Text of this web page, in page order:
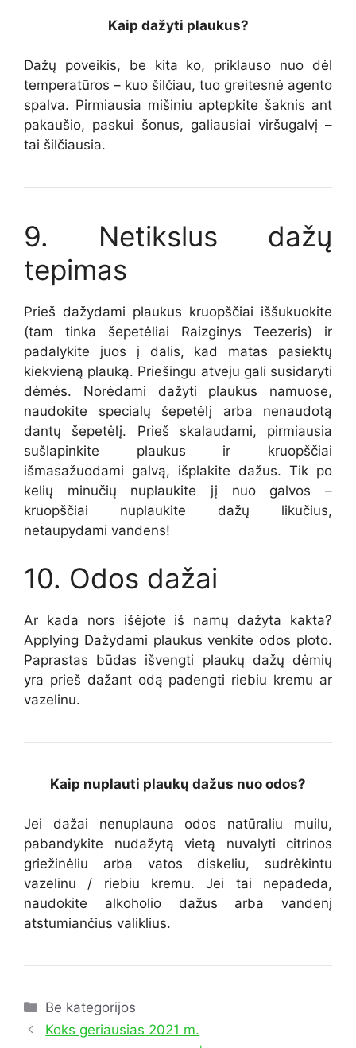
Kaip dažyti plaukus?
Dažų poveikis, be kita ko, priklauso nuo dėl
temperatūros – kuo šilčiau, tuo greitesnė agento
spalva. Pirmiausia mišiniu aptepkite šaknis ant
pakaušio, paskui šonus, galiausiai viršugalvį –
tai šilčiausia.
9. Netikslus dažų
tepimas
Prieš dažydami plaukus kruopščiai iššukuokite
(tam tinka šepetėliai Raizginys Teezeris) ir
padalykite juos į dalis, kad matas pasiektų
kiekvieną plauką. Priešingu atveju gali susidaryti
dėmės. Norėdami dažyti plaukus namuose,
naudokite specialų šepetėlį arba nenaudotą
dantų šepetėlį. Prieš skalaudami, pirmiausia
sušlapinkite plaukus ir kruopščiai
išmasažuodami galvą, išplakite dažus. Tik po
kelių minučių nuplaukite jį nuo galvos –
kruopščiai nuplaukite dažų likučius,
netaupydami vandens!
10. Odos dažai
Ar kada nors išėjote iš namų dažyta kakta?
Applying Dažydami plaukus venkite odos ploto.
Paprastas būdas išvengti plaukų dažų dėmių
yra prieš dažant odą padengti riebiu kremu ar
vazelinu.
Kaip nuplauti plaukų dažus nuo odos?
Jei dažai nenuplauna odos natūraliu muilu,
pabandykite nudažytą vietą nuvalyti citrinos
griežinėliu arba vatos diskeliu, sudrėkintu
vazelinu / riebiu kremu. Jei tai nepadeda,
naudokite alkoholio dažus arba vandenį
atstumiančius valiklius.
Kategorijos
Be kategorijos
Koks geriausias 2021 m.